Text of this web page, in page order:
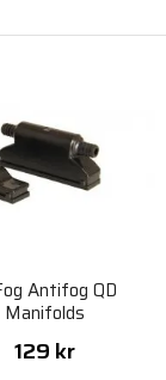
Antifog QD
Manifolds
129 kr